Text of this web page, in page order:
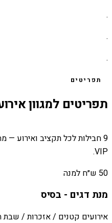
.
.
.
תפריטים
תפריטים למגוון
9 חבילות לכל תקציב ואירוע —
VIP.
50 ש״ח למנה
מנת דגים - בסיס
אירועים קטנים / אזכרות / שבת